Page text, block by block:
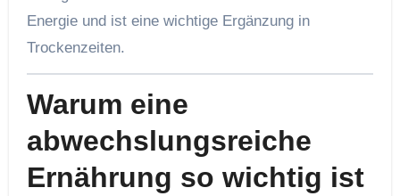
Energie und ist eine wichtige Ergänzung in
Trockenzeiten.
Warum eine
abwechslungsreiche
Ernährung so wichtig ist